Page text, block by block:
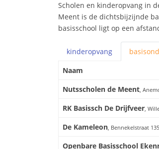
Scholen en kinderopvang in
Meent is de dichtsbijzijnde
basisschool ligt op een
kinderopvang basis
Naam
Nutsscholen de Meent,
RK Basissch De Drijfveer,
De Kameleon, Bennekelstraat
Openbare Basisschool